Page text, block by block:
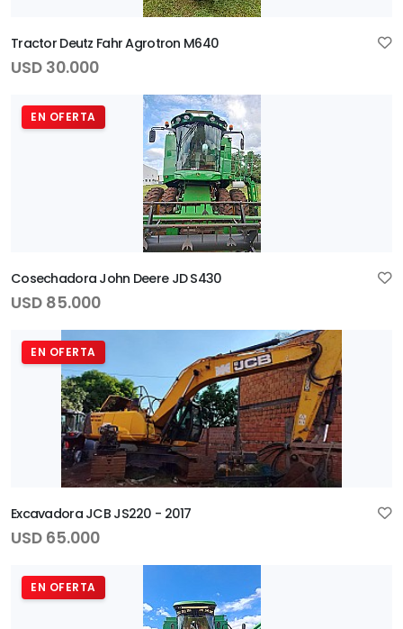
Tractor Deutz Fahr Agrotron M640
USD 30.000
EN OFERTA
Cosechadora John Deere JD S430
USD 85.000
EN OFERTA
Excavadora JCB JS220 - 2017
USD 65.000
EN OFERTA